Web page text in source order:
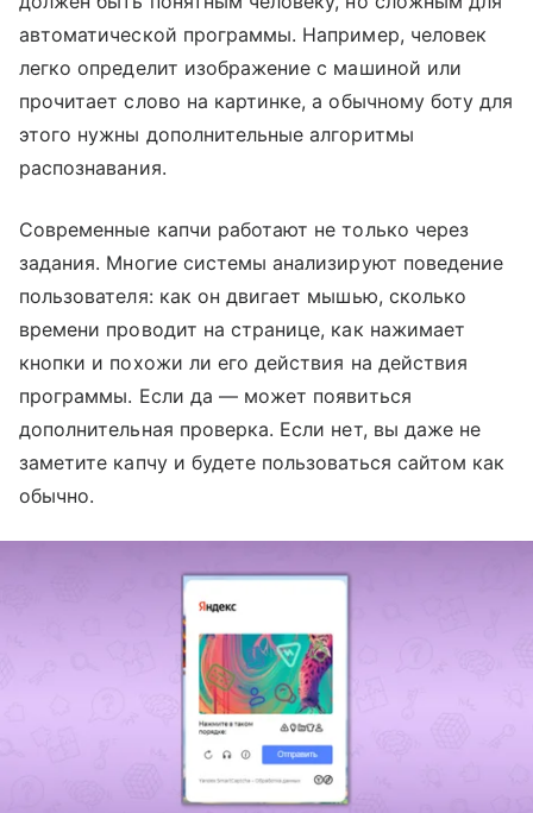
автоматической программы. Например, человек
легко определит изображение с машиной или
прочитает слово на картинке, а обычному боту для
этого нужны дополнительные алгоритмы
распознавания.
Современные капчи работают не только через
задания. Многие системы анализируют поведение
пользователя: как он двигает мышью, сколько
времени проводит на странице, как нажимает
кнопки и похожи ли его действия на действия
программы. Если да — может появиться
дополнительная проверка. Если нет, вы даже не
заметите капчу и будете пользоваться сайтом как
обычно.